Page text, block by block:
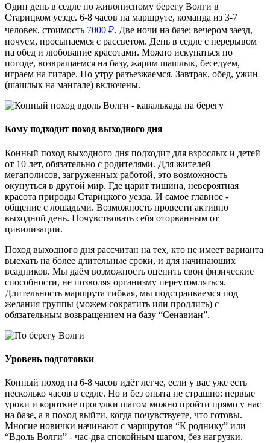
Один день в седле по живописному берегу Волги в
Старицком уезде. 6-8 часов на маршруте, команда из 3-7
человек, стоимость 7000 ₽. Две ночи на базе: вечером заезд,
ночуем, просыпаемся с рассветом. День в седле с перерывом
на обед и любование красотами. Можно искупаться по
погоде, возвращаемся на базу, жарим шашлык, беседуем,
играем на гитаре. По утру разъезжаемся. Завтрак, обед, ужин
(шашлык на мангале) включены.
Кому подходит поход выходного дня
Конный поход выходного дня подходит для взрослых и детей
от 10 лет, обязательно с родителями. Для жителей
мегаполисов, загруженных работой, это возможность
окунуться в другой мир. Где царит тишина, невероятная
красота природы Старицкого уезда. И самое главное -
общение с лошадьми. Возможность провести активно
выходной день. Почувствовать себя оторванным от
цивилизации.
Поход выходного дня рассчитан на тех, кто не имеет варианта
выехать на более длительные сроки, и для начинающих
всадников. Мы даём возможность оценить свои физические
способности, не позволяя организму переутомляться.
Длительность маршрута гибкая, мы подстраиваемся под
желания группы (можем сократить или продлить) с
обязательным возвращением на базу “Сенавиан”.
Уровень подготовки
Конный поход на 6-8 часов идёт легче, если у вас уже есть
несколько часов в седле. Но и без опыта не страшно: первые
уроки и короткие прогулки шагом можно пройти прямо у нас
на базе, а в поход выйти, когда почувствуете, что готовы.
Многие новички начинают с маршрутов “К роднику” или
“Вдоль Волги” - час-два спокойным шагом, без нагрузки.